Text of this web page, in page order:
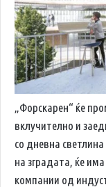
„Форскарен“ ќе
вклучително и
со дневна
на зградата, ќе
компании од